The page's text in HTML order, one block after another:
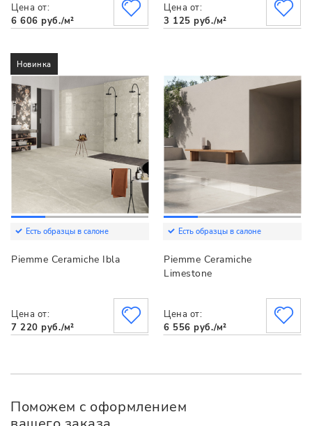
Цена от:
6 606 руб./м²
Цена от:
3 125 руб./м²
Новинка
Есть образцы в салоне
Piemme Ceramiche Ibla
Цена от:
7 220 руб./м²
Есть образцы в салоне
Piemme Ceramiche
Limestone
Цена от:
6 556 руб./м²
Поможем с оформлением